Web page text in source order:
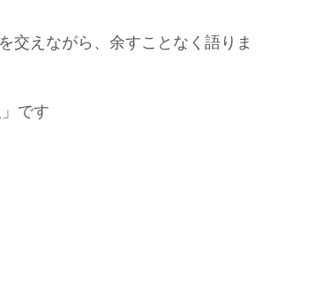
交えながら、余すことなく語りま
です